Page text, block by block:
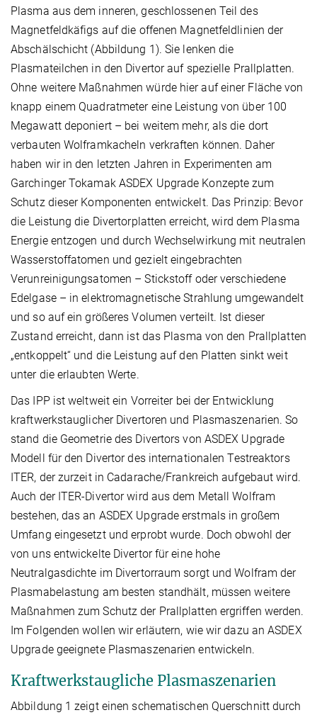
Plasma aus dem inneren, geschlossenen Teil des
Magnetfeldkäfigs auf die offenen Magnetfeldlinien der
Abschälschicht (Abbildung 1). Sie lenken die
Plasmateilchen in den Divertor auf spezielle Prallplatten.
Ohne weitere Maßnahmen würde hier auf einer Fläche von
knapp einem Quadratmeter eine Leistung von über 100
Megawatt deponiert – bei weitem mehr, als die dort
verbauten Wolframkacheln verkraften können. Daher
haben wir in den letzten Jahren in Experimenten am
Garchinger Tokamak ASDEX Upgrade Konzepte zum
Schutz dieser Komponenten entwickelt. Das Prinzip: Bevor
die Leistung die Divertorplatten erreicht, wird dem Plasma
Energie entzogen und durch Wechselwirkung mit neutralen
Wasserstoffatomen und gezielt eingebrachten
Verunreinigungsatomen – Stickstoff oder verschiedene
Edelgase – in elektromagnetische Strahlung umgewandelt
und so auf ein größeres Volumen verteilt. Ist dieser
Zustand erreicht, dann ist das Plasma von den Prallplatten
„entkoppelt“ und die Leistung auf den Platten sinkt weit
unter die erlaubten Werte.
Das IPP ist weltweit ein Vorreiter bei der Entwicklung
kraftwerkstauglicher Divertoren und Plasmaszenarien. So
stand die Geometrie des Divertors von ASDEX Upgrade
Modell für den Divertor des internationalen Testreaktors
ITER, der zurzeit in Cadarache/Frankreich aufgebaut wird.
Auch der ITER-Divertor wird aus dem Metall Wolfram
bestehen, das an ASDEX Upgrade erstmals in großem
Umfang eingesetzt und erprobt wurde. Doch obwohl der
von uns entwickelte Divertor für eine hohe
Neutralgasdichte im Divertorraum sorgt und Wolfram der
Plasmabelastung am besten standhält, müssen weitere
Maßnahmen zum Schutz der Prallplatten ergriffen werden.
Im Folgenden wollen wir erläutern, wie wir dazu an ASDEX
Upgrade geeignete Plasmaszenarien entwickeln.
Kraftwerkstaugliche Plasmaszenarien
Abbildung 1 zeigt einen schematischen Querschnitt durch